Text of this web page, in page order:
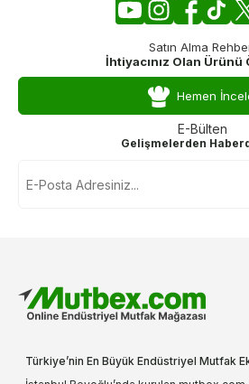
Satın Alma
İhtiyacınız Olan Ürünü
Hemen
E-Bülten
Gelişmelerden
Türkiye’nin En Büyük Endüstriyel Mutfak